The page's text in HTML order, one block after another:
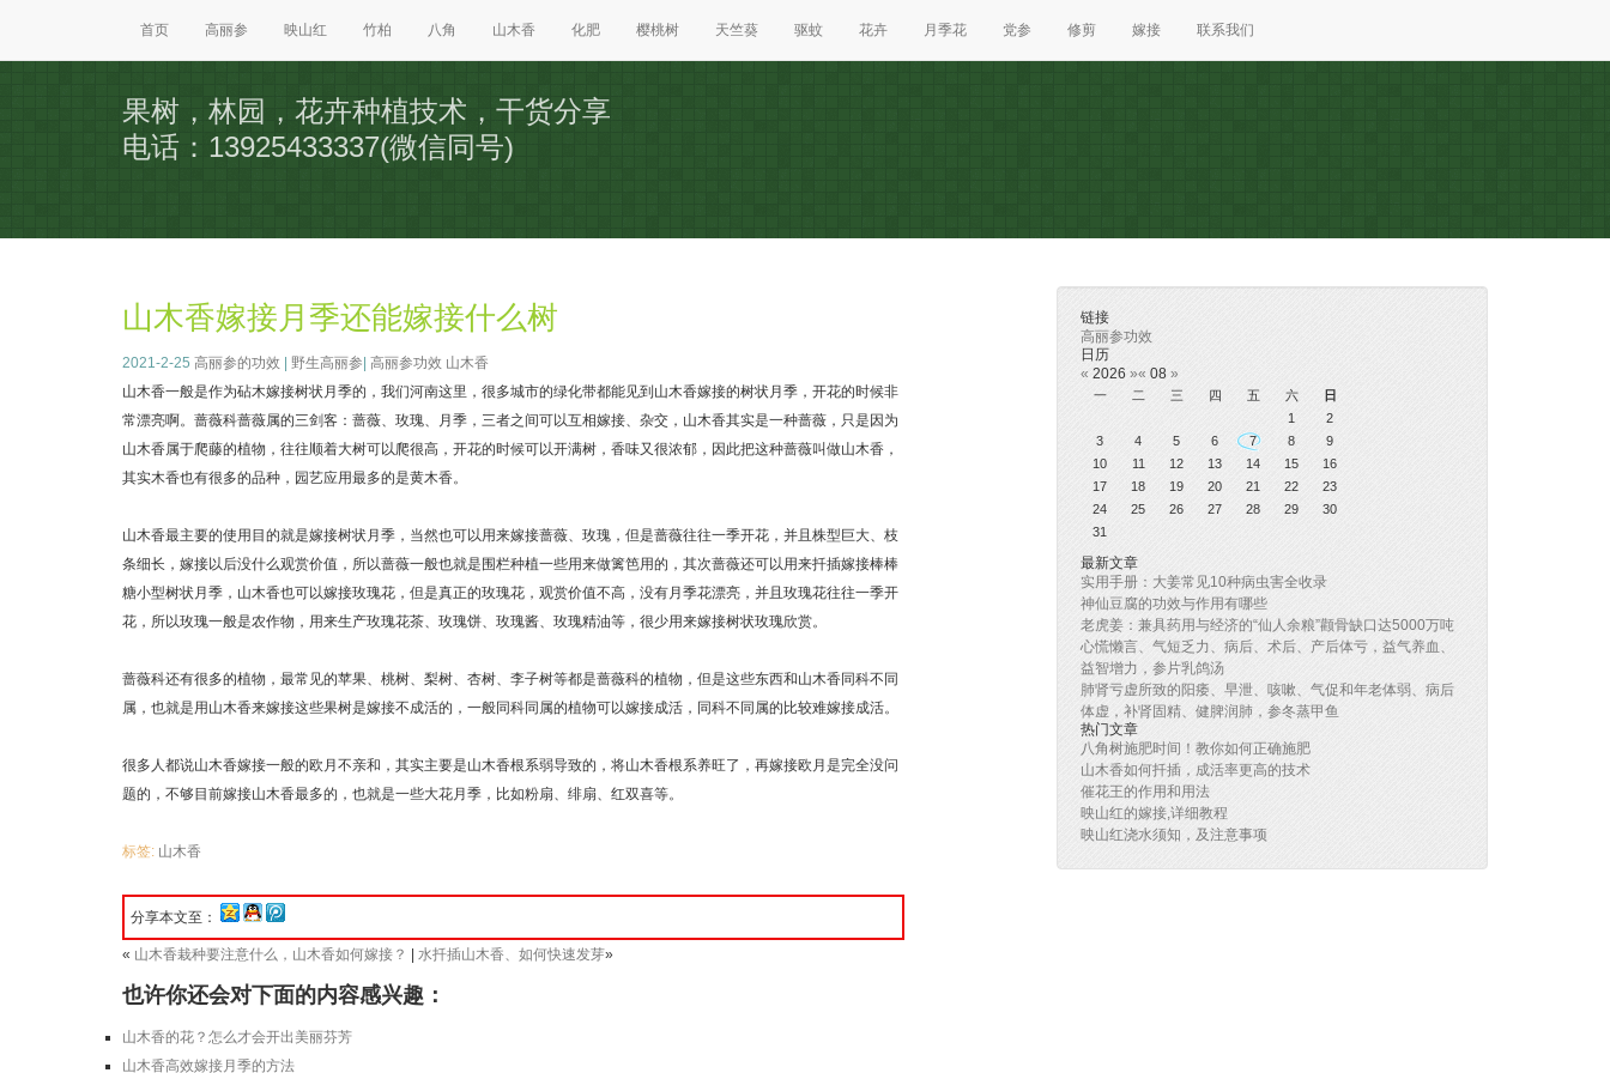
首页 高丽参 映山红 竹柏 八角 山木香 化肥 樱桃树 天竺葵 驱蚊 花卉 月季花 党参 修剪 嫁接 联系我们
果树，林园，花卉种植技术，干货分享
电话：13925433337(微信同号)
山木香嫁接月季还能嫁接什么树
2021-2-25 高丽参的功效 野生高丽参 高丽参功效 山木香
山木香一般是作为砧木嫁接树状月季的，我们河南这里，很多城市的绿化带都能见到山木香嫁接的树状月季，开花的时候非
常漂亮啊。蔷薇科蔷薇属的三剑客：蔷薇、玫瑰、月季，三者之间可以互相嫁接、杂交，山木香其实是一种蔷薇，只是因为
山木香属于爬藤的植物，往往顺着大树可以爬很高，开花的时候可以开满树，香味又很浓郁，因此把这种蔷薇叫做山木香，
其实木香也有很多的品种，园艺应用最多的是黄木香。
山木香最主要的使用目的就是嫁接树状月季，当然也可以用来嫁接蔷薇、玫瑰，但是蔷薇往往一季开花，并且株型巨大、枝
条细长，嫁接以后没什么观赏价值，所以蔷薇一般也就是围栏种植一些用来做篱笆用的，其次蔷薇还可以用来扦插嫁接棒棒
糖小型树状月季，山木香也可以嫁接玫瑰花，但是真正的玫瑰花，观赏价值不高，没有月季花漂亮，并且玫瑰花往往一季开
花，所以玫瑰一般是农作物，用来生产玫瑰花茶、玫瑰饼、玫瑰酱、玫瑰精油等，很少用来嫁接树状玫瑰欣赏。
蔷薇科还有很多的植物，最常见的苹果、桃树、梨树、杏树、李子树等都是蔷薇科的植物，但是这些东西和山木香同科不同
属，也就是用山木香来嫁接这些果树是嫁接不成活的，一般同科同属的植物可以嫁接成活，同科不同属的比较难嫁接成活。
很多人都说山木香嫁接一般的欧月不亲和，其实主要是山木香根系弱导致的，将山木香根系养旺了，再嫁接欧月是完全没问
题的，不够目前嫁接山木香最多的，也就是一些大花月季，比如粉扇、绯扇、红双喜等。
标签: 山木香
分享本文至：
« 山木香栽种要注意什么，山木香如何嫁接？ 水扦插山木香、如何快速发芽»
也许你还会对下面的内容感兴趣：
山木香的花？怎么才会开出美丽芬芳
山木香高效嫁接月季的方法
链接
高丽参功效
日历
« 2026 »« 08 »
一 二 三 四 五 六
日
1
2
3
4 5 6 7 8
9
10
11 12 13 14 15
16
17
18 19 20 21 22
23
24
25 26 27 28 29
30
31
最新文章
实用手册：大姜常见10种病虫害全收录
神仙豆腐的功效与作用有哪些
老虎姜：兼具药用与经济的“仙人余粮”颧骨缺口达5000万吨
心慌懒言、气短乏力、病后、术后、产后体亏，益气养血、
益智增力，参片乳鸽汤
肺肾亏虚所致的阳痿、早泄、咳嗽、气促和年老体弱、病后
体虚，补肾固精、健脾润肺，参冬蒸甲鱼
热门文章
八角树施肥时间！教你如何正确施肥
山木香如何扦插，成活率更高的技术
催花王的作用和用法
映山红的嫁接,详细教程
映山红浇水须知，及注意事项